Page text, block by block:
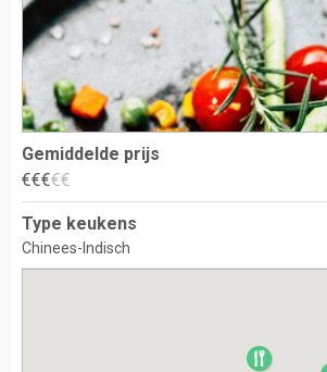
Gemiddelde prijs
€€€€€
Type keukens
Chinees-Indisch